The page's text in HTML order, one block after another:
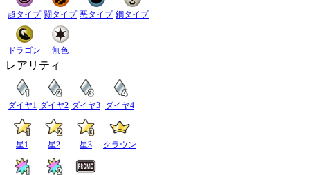
超タイプ 闘タイプ 悪タイプ 鋼タイプ
ドラゴン 無色
レアリティ
ダイヤ1 ダイヤ2 ダイヤ3 ダイヤ4
星1 星2 星3 クラウン